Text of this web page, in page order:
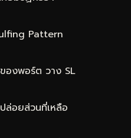
Pattern
องพอร์ต วาง SL
ล่อยส่วนที่เหลือ